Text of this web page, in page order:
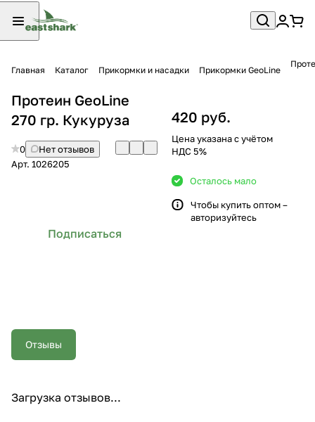
Главная Каталог Прикормки и насадки Прикормки GeoLine
Протеин GeoLine
270 гр. Кукуруза
0
Нет отзывов
Арт. 1026205
Подписаться
420 руб.
Цена указана с учётом
НДС 5%
Осталось мало
Чтобы купить оптом –
авторизуйтесь
Отзывы
Загрузка отзывов...